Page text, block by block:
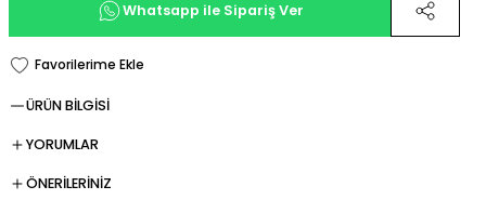
Whatsapp ile Sipariş Ver
ÜRÜN BİLGİSİ
YORUMLAR
ÖNERİLERİNİZ